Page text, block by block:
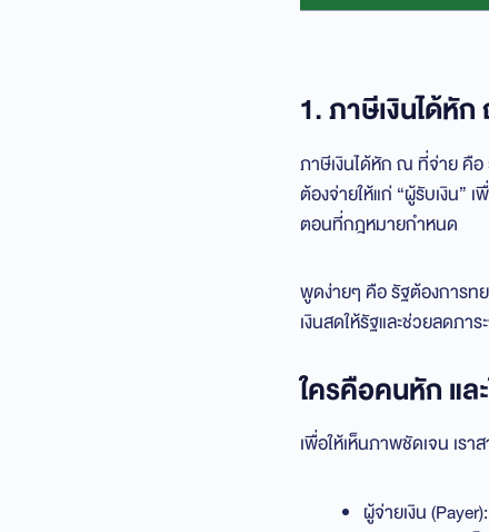
1. ภาษีเงินได้หั
ภาษีเงินได้หัก ณ ที่จ่าย คื
ต้องจ่ายให้แก่ “ผู้รับเงิน”
ตอนที่กฎหมายกำหนด
พูดง่ายๆ คือ รัฐต้องการท
เงินสดให้รัฐและช่วยลดภา
ใครคือคนหัก แ
เพื่อให้เห็นภาพชัดเจน เร
ผู้จ่ายเงิน